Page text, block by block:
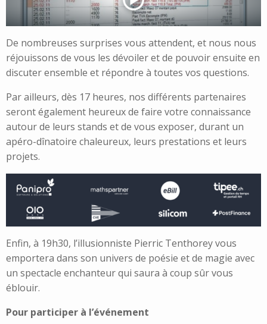
De nombreuses surprises vous attendent, et nous nous
réjouissons de vous les dévoiler et de pouvoir ensuite en
discuter ensemble et répondre à toutes vos questions.
Par ailleurs, dès 17 heures, nos différents partenaires
seront également heureux de faire votre connaissance
autour de leurs stands et de vous exposer, durant un
apéro-dînatoire chaleureux, leurs prestations et leurs
projets.
Enfin, à 19h30, l’illusionniste Pierric Tenthorey vous
emportera dans son univers de poésie et de magie avec
un spectacle enchanteur qui saura à coup sûr vous
éblouir.
Pour participer à l’événement